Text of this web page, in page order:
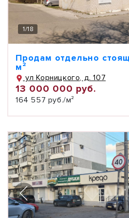
1/18
Продам отдельно
м²
ул Корницкого, д. 107
13 000 000 руб.
164 557 руб./м²